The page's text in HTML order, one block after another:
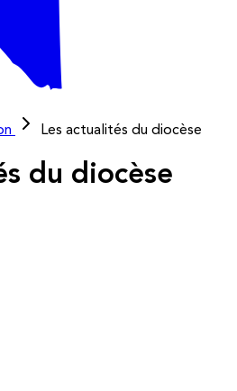
Les actualités du diocèse
du diocèse